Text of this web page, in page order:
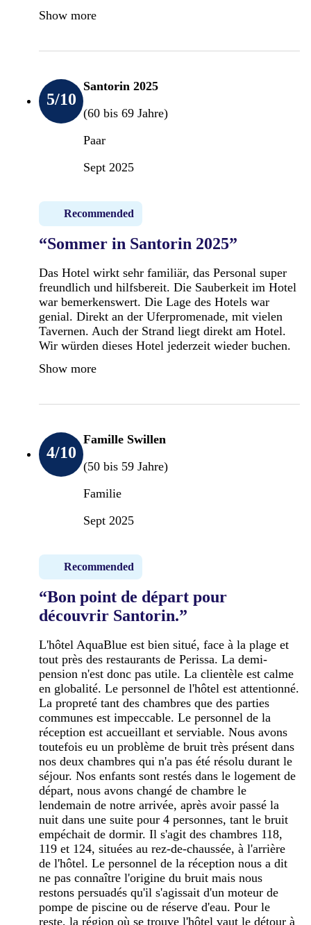
Show more
5/10
Santorin 2025
(60 bis 69 Jahre)
Paar
Sept 2025
Recommended
“Sommer in Santorin 2025”
Das Hotel wirkt sehr familiär, das Personal super
freundlich und hilfsbereit. Die Sauberkeit im Hotel
war bemerkenswert. Die Lage des Hotels war
genial. Direkt an der Uferpromenade, mit vielen
Tavernen. Auch der Strand liegt direkt am Hotel.
Wir würden dieses Hotel jederzeit wieder buchen.
Show more
4/10
Famille Swillen
(50 bis 59 Jahre)
Familie
Sept 2025
Recommended
“Bon point de départ pour
découvrir Santorin.”
L'hôtel AquaBlue est bien situé, face à la plage et
tout près des restaurants de Perissa. La demi-
pension n'est donc pas utile. La clientèle est calme
en globalité. Le personnel de l'hôtel est attentionné.
La propreté tant des chambres que des parties
communes est impeccable. Le personnel de la
réception est accueillant et serviable. Nous avons
toutefois eu un problème de bruit très présent dans
nos deux chambres qui n'a pas été résolu durant le
séjour. Nos enfants sont restés dans le logement de
départ, nous avons changé de chambre le
lendemain de notre arrivée, après avoir passé la
nuit dans une suite pour 4 personnes, tant le bruit
empéchait de dormir. Il s'agit des chambres 118,
119 et 124, situées au rez-de-chaussée, à l'arrière
de l'hôtel. Le personnel de la réception nous a dit
ne pas connaître l'origine du bruit mais nous
restons persuadés qu'il s'agissait d'un moteur de
pompe de piscine ou de réserve d'eau. Pour le
reste, la région où se trouve l'hôtel vaut le détour à